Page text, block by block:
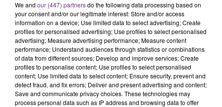
LE MAGASIN JOUÉCLUB DE REIMS FERME
SES PORTES
C'était l'une des institutions du centre-ville
rémois. Le magasin JouéClub est contraint de
fermer ses portes.
TITRES DIFFUSÉS
We and our (447) partnersdo the following data processing based on
your consent and/or our legitimate interest: Store and/or access
information on a device; Use limited data to select advertising; Create
profiles for personalised advertising; Use profiles to select personalised
advertising; Measure advertising performance; Measure content
performance; Understand audiences through statistics or combinations
of data from different sources; Develop and improve services; Create
profiles to personalise content; Use profiles to select personalised
content; Use limited data to select content; Ensure security, prevent and
detect fraud, and fix errors; Deliver and present advertising and content;
Save and communicate privacy choices. These technologies may
process personal data such as IP address and browsing data to offer